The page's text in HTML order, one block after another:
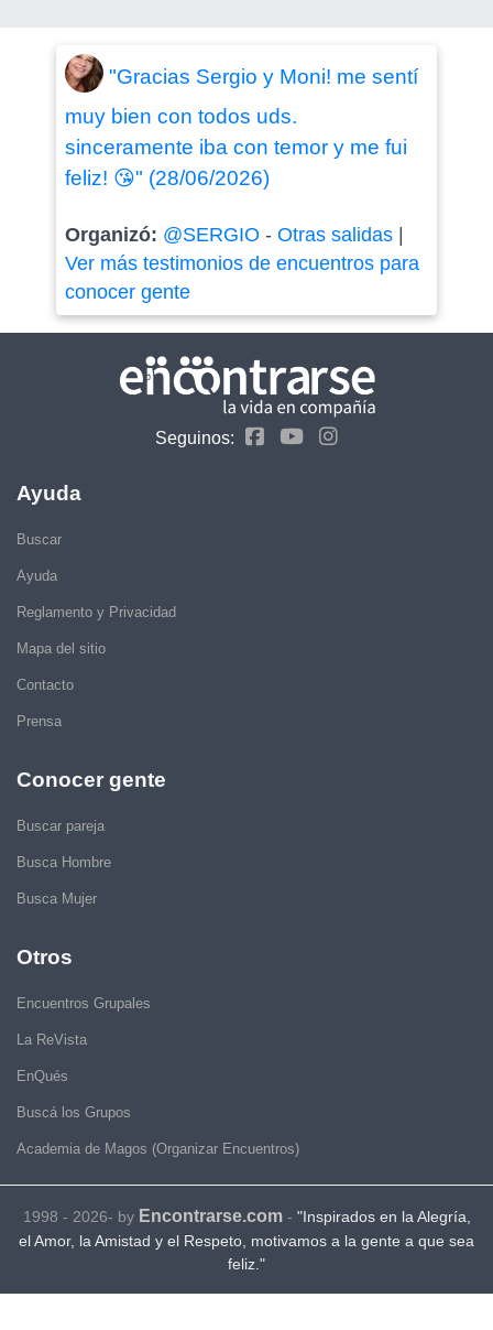
"Gracias Sergio y Moni! me sentí
muy bien con todos uds.
sinceramente iba con temor y me fui
feliz! 😘" (28/06/2026)
Organizó: @SERGIO - Otras salidas|
Ver más testimonios de encuentros para
conocer gente
Seguinos:
Ayuda
Buscar
Ayuda
Reglamento y Privacidad
Mapa del sitio
Contacto
Prensa
Conocer gente
Buscar pareja
Busca Hombre
Busca Mujer
Otros
Encuentros Grupales
La ReVista
EnQués
Buscá los Grupos
Academia de Magos (Organizar Encuentros)
1998 - 2026- by Encontrarse.com- "Inspirados en la Alegría,
el Amor, la Amistad y el Respeto, motivamos a la gente a que sea
feliz."